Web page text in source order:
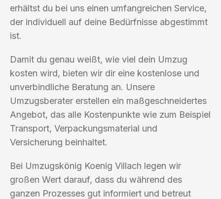
erhältst du bei uns einen umfangreichen Service,
der individuell auf deine Bedürfnisse abgestimmt
ist.
Damit du genau weißt, wie viel dein Umzug
kosten wird, bieten wir dir eine kostenlose und
unverbindliche Beratung an. Unsere
Umzugsberater erstellen ein maßgeschneidertes
Angebot, das alle Kostenpunkte wie zum Beispiel
Transport, Verpackungsmaterial und
Versicherung beinhaltet.
Bei Umzugskönig Koenig Villach legen wir
großen Wert darauf, dass du während des
ganzen Prozesses gut informiert und betreut